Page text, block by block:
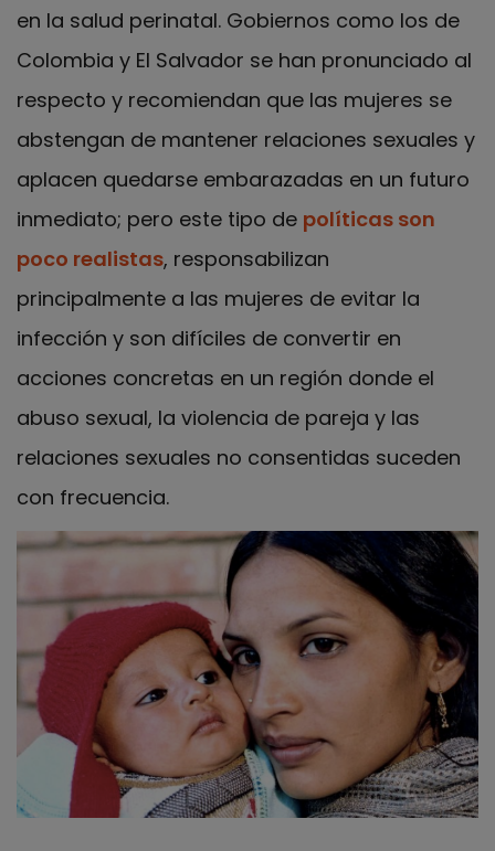
en la salud perinatal. Gobiernos como los de
Colombia y El Salvador se han pronunciado al
respecto y recomiendan que las mujeres se
abstengan de mantener relaciones sexuales y
aplacen quedarse embarazadas en un futuro
inmediato; pero este tipo de políticas son
poco realistas, responsabilizan
principalmente a las mujeres de evitar la
infección y son difíciles de convertir en
acciones concretas en un región donde el
abuso sexual, la violencia de pareja y las
relaciones sexuales no consentidas suceden
con frecuencia.